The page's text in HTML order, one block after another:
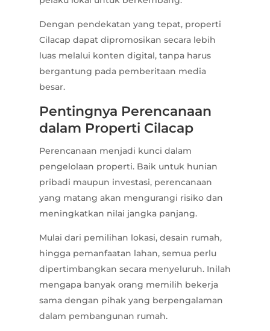
Dengan pendekatan yang tepat, properti
Cilacap dapat dipromosikan secara lebih
luas melalui konten digital, tanpa harus
bergantung pada pemberitaan media
besar.
Pentingnya Perencanaan
dalam Properti Cilacap
Perencanaan menjadi kunci dalam
pengelolaan properti. Baik untuk hunian
pribadi maupun investasi, perencanaan
yang matang akan mengurangi risiko dan
meningkatkan nilai jangka panjang.
Mulai dari pemilihan lokasi, desain rumah,
hingga pemanfaatan lahan, semua perlu
dipertimbangkan secara menyeluruh. Inilah
mengapa banyak orang memilih bekerja
sama dengan pihak yang berpengalaman
dalam pembangunan rumah.